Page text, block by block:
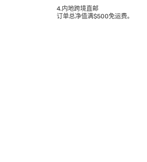
4.内地跨境直邮
订单总净值满$500免运费。